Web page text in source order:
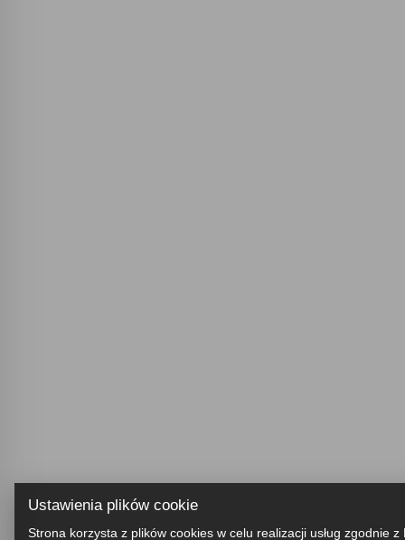
Ustawienia plików cookie
Strona korzysta z plików cookies w celu realizacji usług zgodnie z